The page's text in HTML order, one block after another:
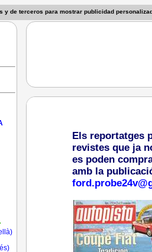
y de terceros para mostrar publicidad
Els reportatges
revistes que ja
es poden
amb la